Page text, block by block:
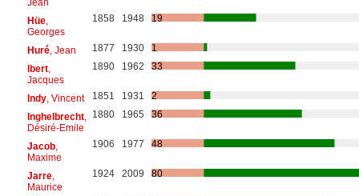
Hüe,
Georges
1858 1948 19
Huré, Jean 1877 1930
1
Ibert,
Jacques
1890 1962 33
Indy, Vincent 1851 1931
2
Inghelbrecht,
Désiré-Emile
1880 1965 36
Jacob,
Maxime
1906 1977 48
Jarre,
Maurice
1924 2009 80